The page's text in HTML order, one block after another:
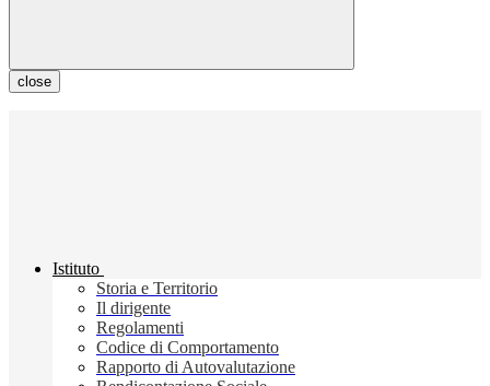
close
Istituto
Storia e Territorio
Il dirigente
Regolamenti
Codice di Comportamento
Rapporto di Autovalutazione